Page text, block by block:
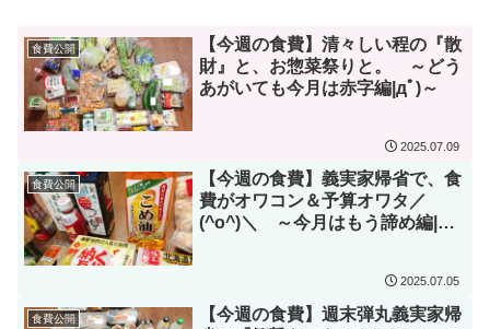
食費公開
【今週の食費】清々しい程の『散
財』と、お惣菜祭りと。 ～どう
あがいても今月は赤字編|дﾟ)～
2025.07.09
食費公開
【今週の食費】義実家帰省で、食
費がオワコン＆予算オワタ／
(^o^)＼ ～今月はもう諦め編|дﾟ)
2025.07.05
食費公開
【今週の食費】週末弾丸義実家帰